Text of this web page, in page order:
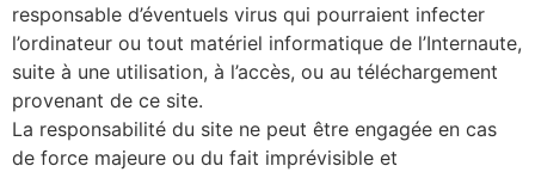
responsable d’éventuels virus qui pourraient infecter
l’ordinateur ou tout matériel informatique de l’Internaute,
suite à une utilisation, à l’accès, ou au téléchargement
provenant de ce site.
La responsabilité du site ne peut être engagée en cas
de force majeure ou du fait imprévisible et